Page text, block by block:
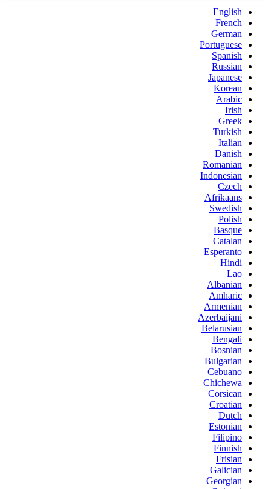
English
French
German
Portuguese
Spanish
Russian
Japanese
Korean
Arabic
Irish
Greek
Turkish
Italian
Danish
Romanian
Indonesian
Czech
Afrikaans
Swedish
Polish
Basque
Catalan
Esperanto
Hindi
Lao
Albanian
Amharic
Armenian
Azerbaijani
Belarusian
Bengali
Bosnian
Bulgarian
Cebuano
Chichewa
Corsican
Croatian
Dutch
Estonian
Filipino
Finnish
Frisian
Galician
Georgian